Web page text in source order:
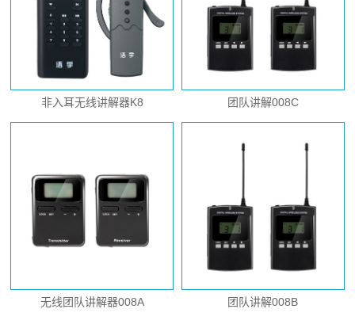
非入耳无线讲解器K8 团队讲解008C
无线团队讲解器008A 团队讲解008B